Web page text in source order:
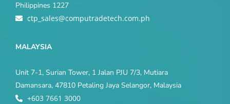
Philippines 1227
ctp_sales@computradetech.com.ph
MALAYSIA
Unit 7-1, Surian Tower, 1 Jalan PJU 7/3, Mutiara
Damansara, 47810 Petaling Jaya Selangor, Malaysia
+603 7661 3000